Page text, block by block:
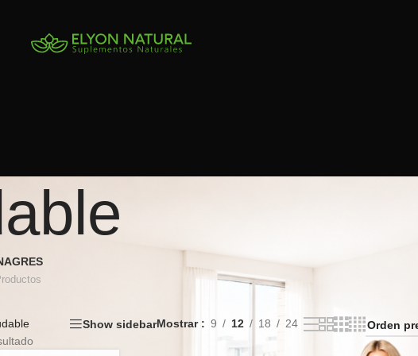
Show sidebarMostrar 9 12 18 24